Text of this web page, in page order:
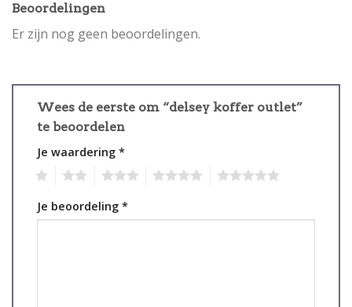
Beoordelingen
Er zijn nog geen beoordelingen.
Wees de eerste om “delsey koffer outlet”
te beoordelen
Je waardering *
Je beoordeling *